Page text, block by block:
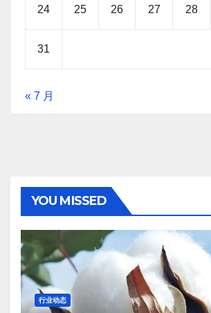
24 25 26 27 28
31
« 7 月
YOU MISSED
行业动态